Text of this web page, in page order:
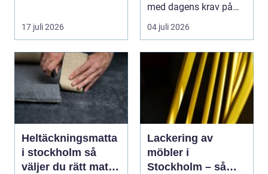
minerale...
17 juli 2026
med dagens krav på
effektiv, trygg och mil...
04 juli 2026
Heltäckningsmatta
i stockholm så
väljer du rätt matta
Lackering av
möbler i
Stockholm – så